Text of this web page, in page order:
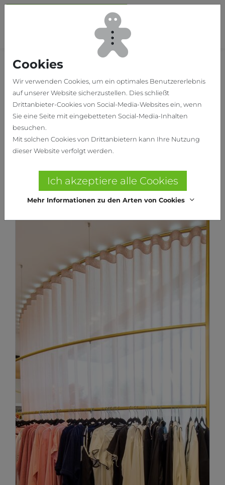
Home Unsere Projekte
Cookies
Wir verwenden Cookies, um ein optimales Benutzererlebnis
auf unserer Website sicherzustellen. Dies schließt
Drittanbieter-Cookies von Social-Media-Websites ein, wenn
Sie eine Seite mit eingebetteten Social-Media-Inhalten
besuchen.
Mit solchen Cookies von Drittanbietern kann Ihre Nutzung
dieser Website verfolgt werden.
Ich akzeptiere alle Cookies
Mehr Informationen zu den Arten von Cookies